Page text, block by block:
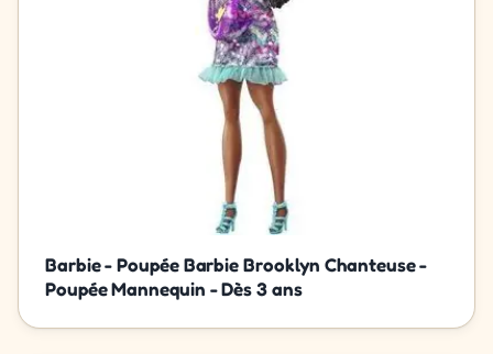
Barbie - Poupée Barbie Brooklyn Chanteuse -
Poupée Mannequin - Dès 3 ans